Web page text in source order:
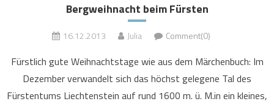
Bergweihnacht beim Fürsten
16.12.2013 Julia Comment(0)
Fürstlich gute Weihnachtstage wie aus dem Märchenbuch: Im
Dezember verwandelt sich das höchst gelegene Tal des
Fürstentums Liechtenstein auf rund 1600 m. ü. M.in ein kleines,